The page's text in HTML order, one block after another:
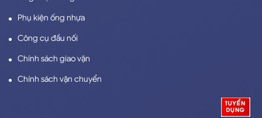
Phụ kiện ống nhựa
Công cụ đầu nối
Chính sách giao vận
Chính sách vận chuyển